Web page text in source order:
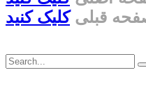
قبلیکلیک کنید